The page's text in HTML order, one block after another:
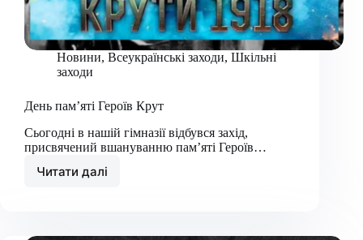
Новини, Всеукраїнські заходи, Шкільні
заходи
День пам’яті Героїв Крут
Сьогодні в нашій гімназії відбувся захід,
присвячений вшануванню пам’яті Героїв…
Читати далі
День